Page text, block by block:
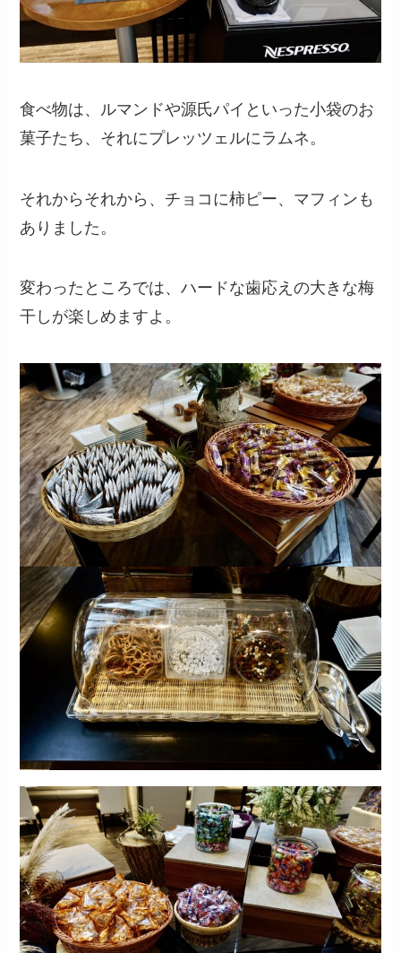
食べ物は、ルマンドや源氏パイといった小袋のお
菓子たち、それにプレッツェルにラムネ。
それからそれから、チョコに柿ピー、マフィンも
ありました。
変わったところでは、ハードな歯応えの大きな梅
干しが楽しめますよ。